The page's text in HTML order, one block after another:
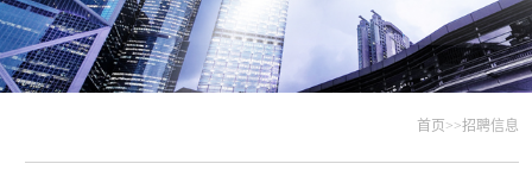
首页 >>招聘信息